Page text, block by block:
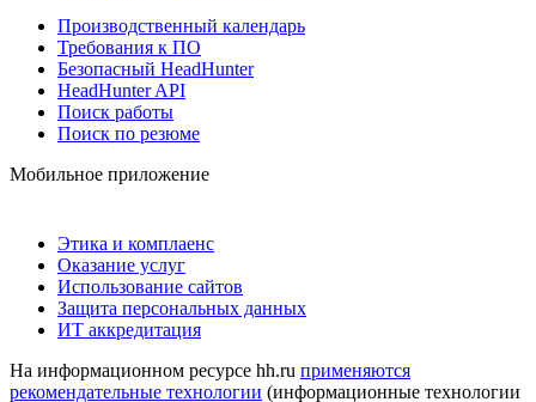
Производственный календарь
Требования к ПО
Безопасный HeadHunter
HeadHunter API
Поиск работы
Поиск по резюме
Мобильное приложение
Этика и комплаенс
Оказание услуг
Использование сайтов
Защита персональных данных
ИТ аккредитация
На информационном ресурсе hh.ru применяются
рекомендательные технологии (информационные технологии